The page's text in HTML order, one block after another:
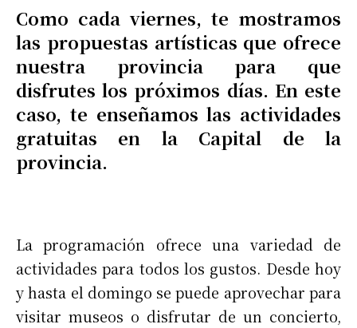
Como cada viernes, te mostramos
las propuestas artísticas que ofrece
nuestra provincia para que
disfrutes los próximos días. En este
caso, te enseñamos las actividades
gratuitas en la Capital de la
provincia.
La programación ofrece una variedad de
actividades para todos los gustos. Desde hoy
y hasta el domingo se puede aprovechar para
visitar museos o disfrutar de un concierto,